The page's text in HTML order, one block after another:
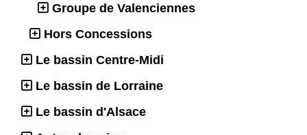
Groupe de Valenciennes
Hors Concessions
Le bassin Centre-Midi
Le bassin de Lorraine
Le bassin d'Alsace